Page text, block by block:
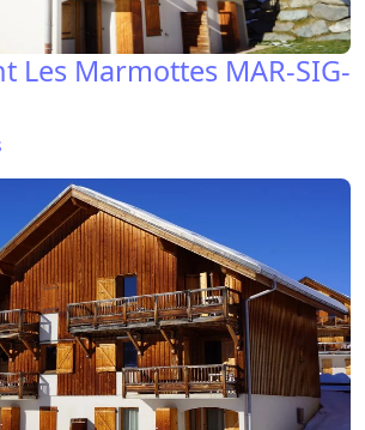
Les Marmottes MAR-SIG-